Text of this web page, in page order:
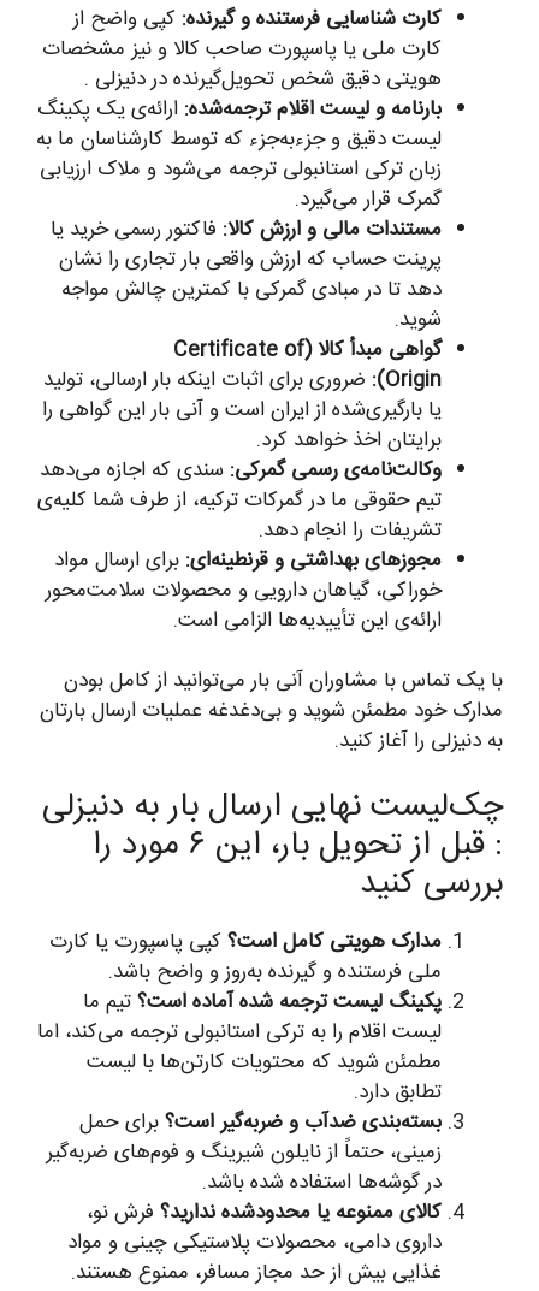
کارت شناسایی فرستنده و گیرنده: کپی واضح از
کارت ملی یا پاسپورت صاحب کالا و نیز مشخصات
هویتی دقیق شخص تحویل‌گیرنده در دنیزلی .
بارنامه و لیست اقلام ترجمه‌شده: ارائه‌ی یک پکینگ
لیست دقیق و جزء‌به‌جزء که توسط کارشناسان ما به
زبان ترکی استانبولی ترجمه می‌شود و ملاک ارزیابی
گمرک قرار می‌گیرد.
مستندات مالی و ارزش کالا: فاکتور رسمی خرید یا
پرینت حساب که ارزش واقعی بار تجاری را نشان
دهد تا در مبادی گمرکی با کمترین چالش مواجه
شوید.
گواهی مبدأ کالا (Certificate of
Origin):
ضروری برای اثبات اینکه بار ارسالی، تولید
یا بارگیری‌شده از ایران است و آنی بار این گواهی را
برایتان اخذ خواهد کرد.
وکالت‌نامه‌ی رسمی گمرکی: سندی که اجازه می‌دهد
تیم حقوقی ما در گمرکات ترکیه، از طرف شما کلیه‌ی
تشریفات را انجام دهد.
مجوزهای بهداشتی و قرنطینه‌ای: برای ارسال مواد
خوراکی، گیاهان دارویی و محصولات سلامت‌محور
ارائه‌ی این تأییدیه‌ها الزامی است.
با یک تماس با مشاوران آنی بار می‌توانید از کامل بودن
مدارک خود مطمئن شوید و بی‌دغدغه عملیات ارسال بارتان
به دنیزلی را آغاز کنید.
چک‌لیست نهایی ارسال بار به دنیزلی
: قبل از تحویل بار، این ۶ مورد را
بررسی کنید
مدارک هویتی کامل است؟ کپی پاسپورت یا کارت
ملی فرستنده و گیرنده به‌روز و واضح باشد.
پکینگ لیست ترجمه شده آماده است؟تیم ما
لیست اقلام را به ترکی استانبولی ترجمه می‌کند، اما
مطمئن شوید که محتویات کارتن‌ها با لیست
تطابق دارد.
بسته‌بندی ضدآب و ضربه‌گیر است؟برای حمل
زمینی، حتماً از نایلون شیرینگ و فوم‌های ضربه‌گیر
در گوشه‌ها استفاده شده باشد.
کالای ممنوعه یا محدودشده ندارید؟ فرش نو،
داروی دامی، محصولات پلاستیکی چینی و مواد
غذایی بیش از حد مجاز مسافر، ممنوع هستند.